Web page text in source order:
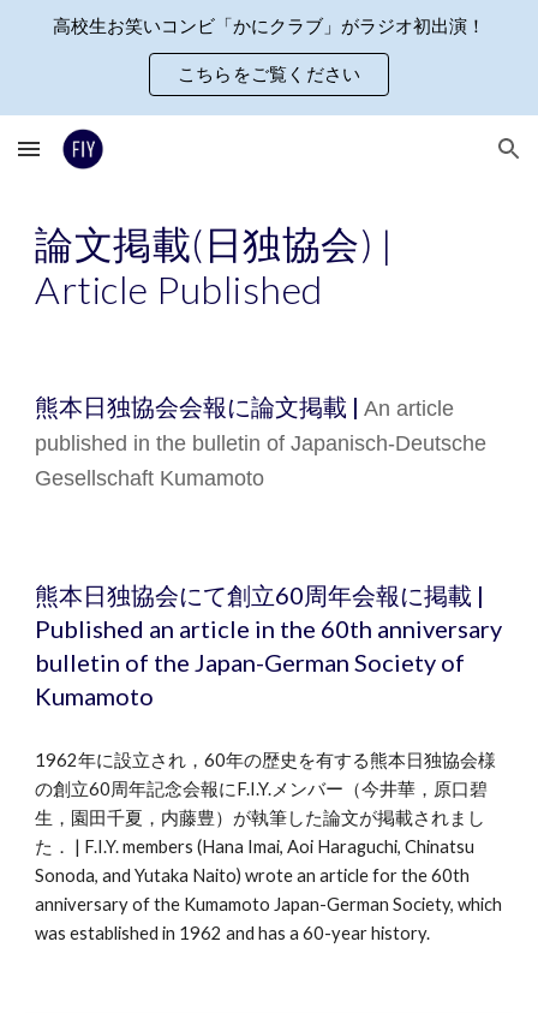
高校生お笑いコンビ「かにクラブ」がラジオ初出演！
こちらをご覧ください
論文掲載(日独協会) |
Article Published
熊本日独協会会報に論文掲載 |An article
published in the bulletin ofJapanisch-Deutsche
Gesellschaft Kumamoto
熊本日独協会にて創立60周年会報に掲載 |
Published an article in the 60th anniversary
bulletin of the Japan-German Society of
Kumamoto
1962年に設立され，60年の歴史を有する熊本日独協会様
の創立60周年記念会報にF.I.Y.メンバー （今井華，原口碧
生，園田千夏 ， 内藤豊） が執筆した論文が掲載されまし
た． | F.I.Y. members (Hana Imai, Aoi Haraguchi, Chinatsu
Sonoda, and Yutaka Naito) wrote an article for the 60th
anniversary of the Kumamoto Japan-German Society, which
was established in 1962 and has a 60-year history.